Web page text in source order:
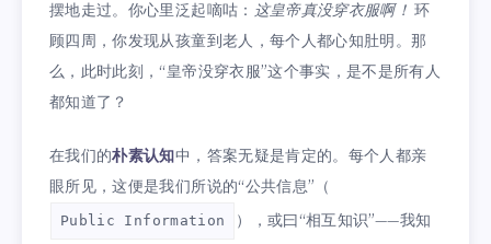
摆地走过。你心里泛起嘀咕： 这皇帝真没穿衣服啊！ 环
顾四周，你发现从孩童到老人，每个人都心知肚明。那
么，此时此刻，“皇帝没穿衣服”这个事实，是不是所有人
都知道了？
在我们的朴素认知中，答案无疑是肯定的。每个人都亲
眼所见，这便是我们所说的“公共信息”（
Public Information
），或曰“相互知识”——我知